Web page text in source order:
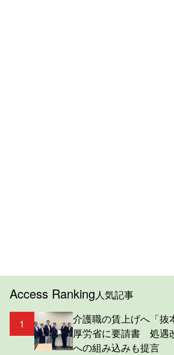
Access Ranking人気記事
1
介護職の賃上げへ「
厚労省に要請書 処遇
への組み込みも提言